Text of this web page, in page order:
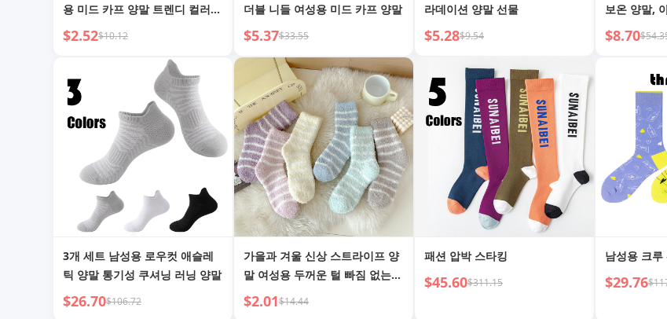
용 미드 카프 양말 트렌디 컬러풀
루빅스 큐브 기타 고양이 얼굴 코
튼 양말
$2.52$10.12
더블 니들 여성용 미드 카프 양말
$5.37$33.55
라데이션 양말 선물
$5.28$9.54
보온 양말,
$8.70
3개 세트 남성용 로우컷 애슬레
틱 양말 통기성 쿠셔닝 러닝 양말
$26.70$106.72
가을과 겨울 신상 스트라이프 양
말 여성용 두꺼운 털 빠짐 없는
코랄 벨벳 양말 따뜻한 양말 캐주
얼 수면 양말 도매
$2.01$14.44
패션 압박 스타킹
$45.60$311.15
남성용 크루
$29.76